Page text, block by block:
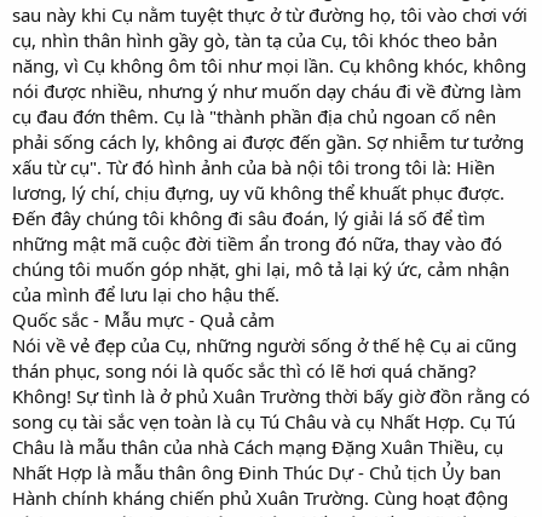
sau này khi Cụ nằm tuyệt thực ở từ đường họ, tôi vào chơi với
cụ, nhìn thân hình gầy gò, tàn tạ của Cụ, tôi khóc theo bản
năng, vì Cụ không ôm tôi như mọi lần. Cụ không khóc, không
nói được nhiều, nhưng ý như muốn dạy cháu đi về đừng làm
cụ đau đớn thêm. Cụ là "thành phần địa chủ ngoan cố nên
phải sống cách ly, không ai được đến gần. Sợ nhiễm tư tưởng
xấu từ cụ". Từ đó hình ảnh của bà nội tôi trong tôi là: Hiền
lương, lý chí, chịu đựng, uy vũ không thể khuất phục được.
Đến đây chúng tôi không đi sâu đoán, lý giải lá số để tìm
những mật mã cuộc đời tiềm ẩn trong đó nữa, thay vào đó
chúng tôi muốn góp nhặt, ghi lại, mô tả lại ký ức, cảm nhận
của mình để lưu lại cho hậu thế.
Quốc sắc - Mẫu mực - Quả cảm
Nói về vẻ đẹp của Cụ, những người sống ở thế hệ Cụ ai cũng
thán phục, song nói là quốc sắc thì có lẽ hơi quá chăng?
Không! Sự tình là ở phủ Xuân Trường thời bấy giờ đồn rằng có
song cụ tài sắc vẹn toàn là cụ Tú Châu và cụ Nhất Hợp. Cụ Tú
Châu là mẫu thân của nhà Cách mạng Đặng Xuân Thiều, cụ
Nhất Hợp là mẫu thân ông Đinh Thúc Dự - Chủ tịch Ủy ban
Hành chính kháng chiến phủ Xuân Trường. Cùng hoạt động